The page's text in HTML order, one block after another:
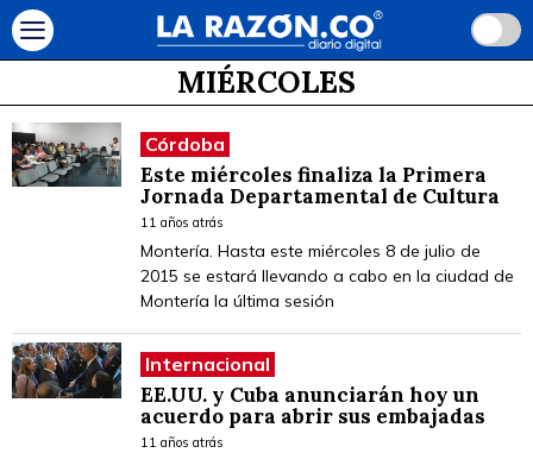
MIÉRCOLES
Córdoba
Este miércoles finaliza la Primera
Jornada Departamental de Cultura
11 años atrás
Montería. Hasta este miércoles 8 de julio de
2015 se estará llevando a cabo en la ciudad de
Montería la última sesión
Internacional
EE.UU. y Cuba anunciarán hoy un
acuerdo para abrir sus embajadas
11 años atrás